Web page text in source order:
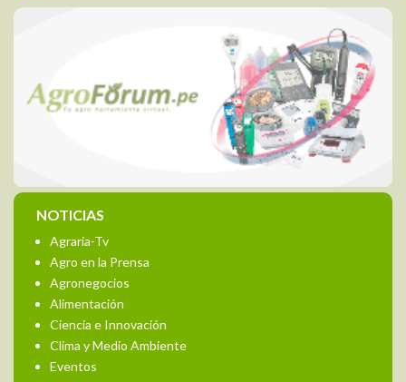
NOTICIAS
Agraria-Tv
Agro en la Prensa
Agronegocios
Alimentación
Ciencia e Innovación
Clima y Medio Ambiente
Eventos